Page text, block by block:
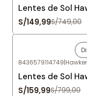
Lentes de Sol
S/149,99S/749,00
Agotado
8436579114749|
Lentes de Sol
S/159,99S/799,00